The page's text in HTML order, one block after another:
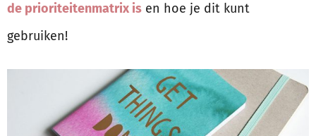
de prioriteitenmatrix is en hoe je dit kunt
gebruiken!